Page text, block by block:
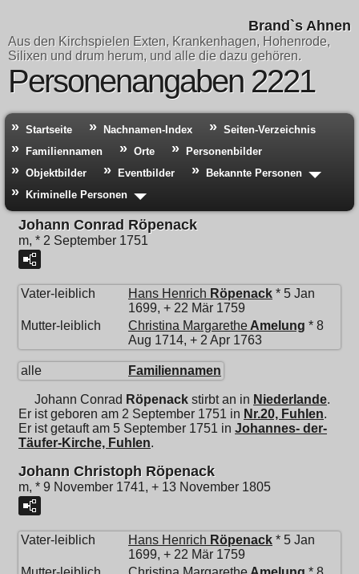
Brand`s Ahnen
Aus den Kirchspielen Exten, Krankenhagen, Hohenrode,
Silixen und drum herum, und alle die dazu gehören.
Personenangaben 2221
Startseite Nachnamen-Index
Seiten-Verzeichnis
Familiennamen
Orte
Personenbilder
Objektbilder
Eventbilder
Bekannte Personen
Kriminelle Personen
Johann Conrad Röpenack
m, * 2 September 1751
Vater-leiblich Hans Henrich Röpenack * 5 Jan
1699, + 22 Mär 1759
Mutter-leiblich
Christina Margarethe Amelung * 8
Aug 1714, + 2 Apr 1763
alle Familiennamen
Johann Conrad Röpenack stirbt an in Niederlande.
Er ist geboren am 2 September 1751 in Nr.20, Fuhlen.
Er ist getauft am 5 September 1751 in Johannes- der-
Täufer-Kirche, Fuhlen.
Johann Christoph Röpenack
m, * 9 November 1741, + 13 November 1805
Vater-leiblich Hans Henrich Röpenack * 5 Jan
1699, + 22 Mär 1759